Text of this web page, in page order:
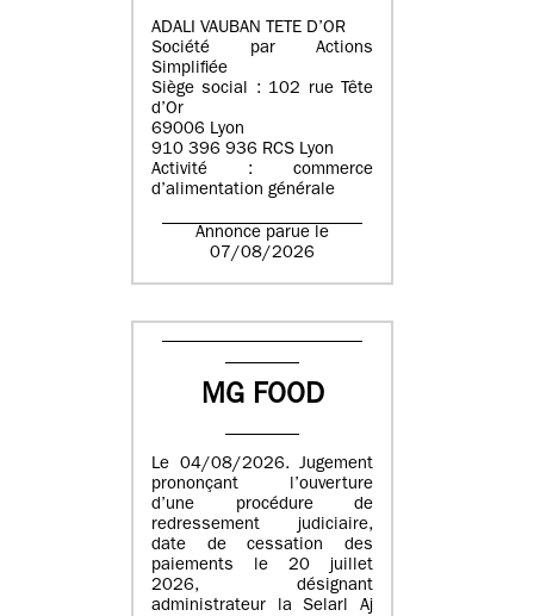
ADALI VAUBAN TETE D’OR
Société par Actions
Simplifiée
Siège social : 102 rue Tête
d’Or
69006 Lyon
910 396 936 RCS Lyon
Activité : commerce
d’alimentation générale
Annonce parue le
07/08/2026
MG FOOD
Le 04/08/2026. Jugement
prononçant l’ouverture
d’une procédure de
redressement judiciaire,
date de cessation des
paiements le 20 juillet
2026, désignant
administrateur la Selarl Aj